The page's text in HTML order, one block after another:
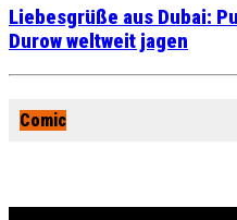
Liebesgrüße aus Dubai:
Durow weltweit jagen
Comic